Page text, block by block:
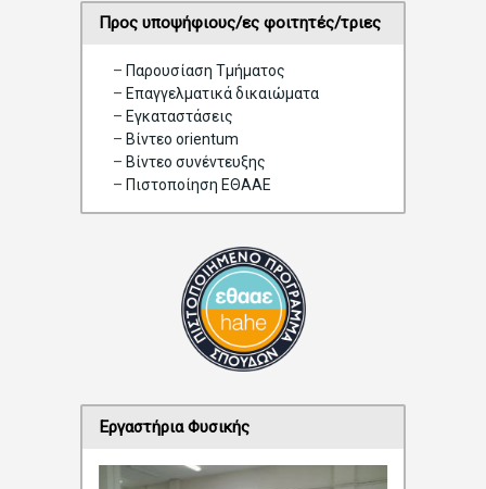
Προς υποψήφιους/ες φοιτητές/τριες
– Παρουσίαση Τμήματος
– Επαγγελματικά δικαιώματα
– Eγκαταστάσεις
– Βίντεο orientum
– Bίντεο συνέντευξης
– Πιστοποίηση ΕΘΑΑΕ
Εργαστήρια Φυσικής